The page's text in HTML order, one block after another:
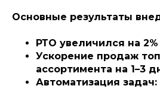
Основные результаты
РТО увеличился на
Ускорение продаж
ассортимента на 1–3
Автоматизация задач: